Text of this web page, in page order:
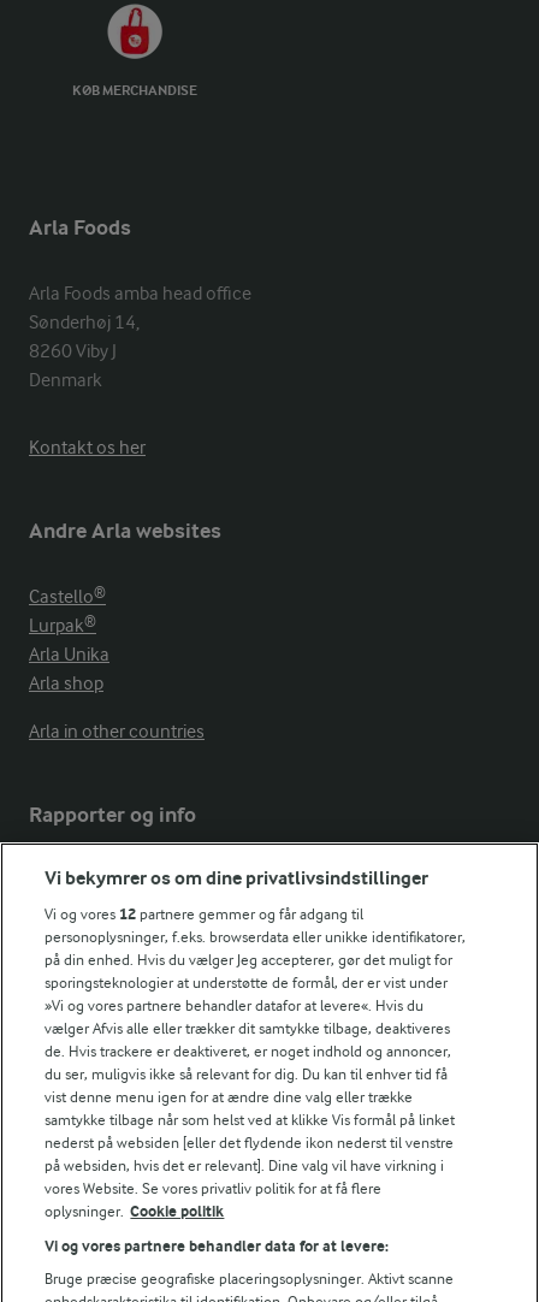
KØB MERCHANDISE
Arla Foods
Arla Foods amba head office
Sønderhøj 14,
8260 Viby J
Denmark
Kontakt os her
Andre Arla websites
Castello®
Lurpak®
Arla Unika
Arla shop
Arla in other countries
Rapporter og info
Årsrapport
FarmAhead™ Check rapport
Andelshaverinfo: Mælkepris
Fødevarestyrelsens smiley-rapporter for Arla Foods
Fødevarestyrelsens smiley-rapporter for Jörd
Fødevarestyrelsens smiley-rapporter for Lurpak PB
Følg
Vi bekymrer os om dine privatlivsindstillinger
Vi og vores 12 partnere gemmer og får adgang til
personoplysninger, f.eks. browserdata eller unikke identifikatorer,
på din enhed. Hvis du vælger Jeg accepterer, gør det muligt for
sporingsteknologier at understøtte de formål, der er vist under
»Vi og vores partnere behandler datafor at levere«. Hvis du
vælger Afvis alle eller trækker dit samtykke tilbage, deaktiveres
de. Hvis trackere er deaktiveret, er noget indhold og annoncer,
du ser, muligvis ikke så relevant for dig. Du kan til enhver tid få
vist denne menu igen for at ændre dine valg eller trække
samtykke tilbage når som helst ved at klikke Vis formål på linket
nederst på websiden [eller det flydende ikon nederst til venstre
på websiden, hvis det er relevant]. Dine valg vil have virkning i
vores Website. Se vores privatliv politik for at få flere
oplysninger. Cookie politik
Vi og vores partnere behandler data for at levere:
Bruge præcise geografiske placeringsoplysninger. Aktivt scanne